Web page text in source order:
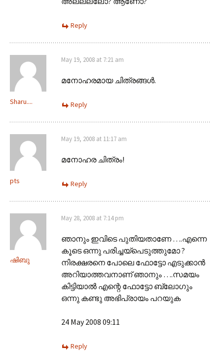
Reply
Sharu....
May 19, 2008 at 7:21 am
മനോഹരമായ ചിത്രങ്ങള്‍.
Reply
pts
May 19, 2008 at 11:17 am
മനോഹര ചിത്രം!
Reply
ഷിബു
May 28, 2008 at 7:14 pm
ഞാനും ഇവിടെ പുതിയതാണേ ….എന്നെ
കൂടെ ഒന്നു പരിച്ചയ്പെടുത്തുമോ ?
നിരക്ഷരനെ പോലെ ഫോട്ടോ എടുക്കാന്‍
അറിയാത്തവനാണ് ഞാനും ….സമയം
കിട്ടിയാല്‍ എന്റെ ഫോട്ടോ ബ്ലോഗും
ഒന്നു കണ്ടു അഭിപ്രായം പറയുക
24 May 2008 09:11
Reply